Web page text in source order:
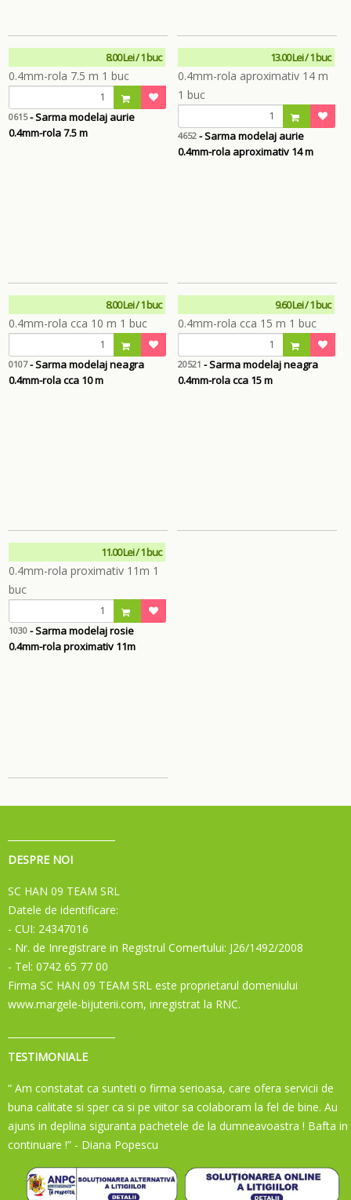
8.00 Lei / 1 buc
0615- Sarma modelaj aurie
0.4mm-rola 7.5 m
13.00 Lei / 1 buc
4652- Sarma modelaj aurie
0.4mm-rola aproximativ 14 m
8.00 Lei / 1 buc
0107- Sarma modelaj neagra
0.4mm-rola cca 10 m
9.60 Lei / 1 buc
20521 - Sarma modelaj neagra
0.4mm-rola cca 15 m
11.00 Lei / 1 buc
1030 - Sarma modelaj rosie
0.4mm-rola proximativ 11m
DESPRE NOI
SC HAN 09 TEAM SRL
Datele de identificare:
- CUI: 24347016
- Nr. de Inregistrare in Registrul Comertului: J26/1492/2008
- Tel: 0742 65 77 00
Firma SC HAN 09 TEAM SRL este proprietarul domeniului
www.margele-bijuterii.com, inregistrat la RNC.
TESTIMONIALE
“ Am constatat ca sunteti o firma serioasa, care ofera servicii de
buna calitate si sper ca si pe viitor sa colaboram la fel de bine. Au
ajuns in deplina siguranta pachetele de la dumneavoastra ! Bafta in
continuare !” - Diana Popescu